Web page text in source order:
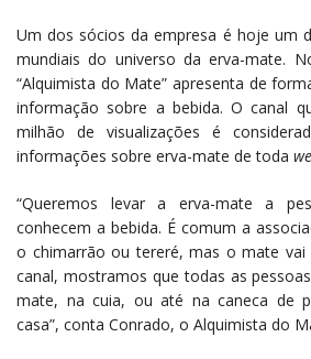
Um dos sócios da empresa é hoje um
mundiais do universo da erva-mate.
“Alquimista do Mate” apresenta de
informação sobre a bebida. O canal
milhão de visualizações é
informações sobre erva-mate de toda
“Queremos levar a erva-mate a
conhecem a bebida. É comum a
o chimarrão ou tereré, mas o mate
canal, mostramos que todas as
mate, na cuia, ou até na caneca de
casa”, conta Conrado, o Alquimista do